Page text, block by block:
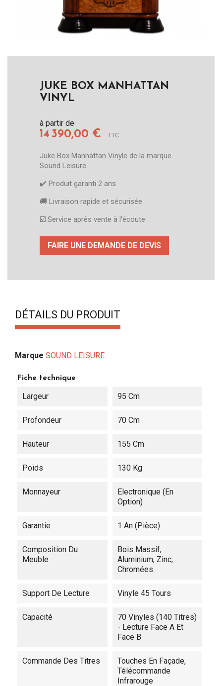
JUKE BOX MANHATTAN
VINYL
à partir de
14 390,00 € TTC
Juke Box Manhattan Vinyle de la marque
Sound Leisure.
✔️​ Produit garanti 2 ans
🚚​ Livraison rapide et sécurisée
☑️​ Service après vente à l'écoute
FAIRE UNE DEMANDE DE DEVIS
DÉTAILS DU PRODUIT
Marque SOUND LEISURE
Fiche technique
Largeur 95 Cm
Profondeur 70 Cm
Hauteur 155 Cm
Poids 130 Kg
Monnayeur
Electronique (en
Option)
Garantie 1 An (pièce)
Composition Du
Meuble
Bois Massif,
Aluminium, Zinc,
Chromées
Support De Lecture Vinyle 45 Tours
Capacité
70 Vinyles (140 Titres)
- Lecture Face A Et
Face B
Commande Des Titres
Touches En Façade,
Télécommande
Infrarouge